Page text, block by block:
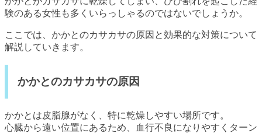
験のある女性も多くいらっしゃるのではないでしょうか。
ここでは、かかとのカサカサの原因と効果的な対策について
解説していきます。
かかとのカサカサの原因
かかとは皮脂腺がなく、特に乾燥しやすい場所です。
心臓から遠い位置にあるため、血行不良になりやすくターン